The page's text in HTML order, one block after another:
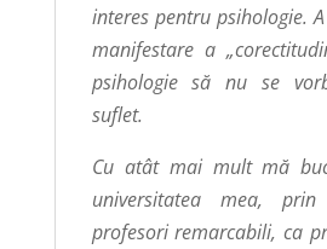
interes pentru psihologie.
manifestare a
psihologie să nu se
suflet.
Cu atât mai mult mă
universitatea mea,
profesori remarcabili, ca